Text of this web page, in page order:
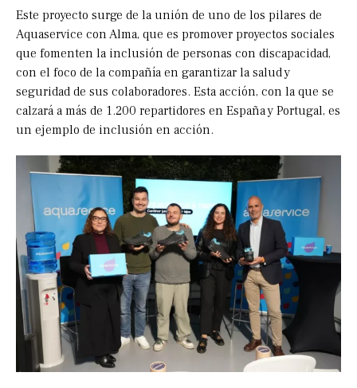
Este proyecto surge de la unión de uno de los pilares de
Aquaservice con Alma, que es promover proyectos sociales
que fomenten la inclusión de personas con discapacidad,
con el foco de la compañía en garantizar la salud y
seguridad de sus colaboradores. Esta acción, con la que se
calzará a más de 1.200 repartidores en España y Portugal, es
un ejemplo de inclusión en acción.